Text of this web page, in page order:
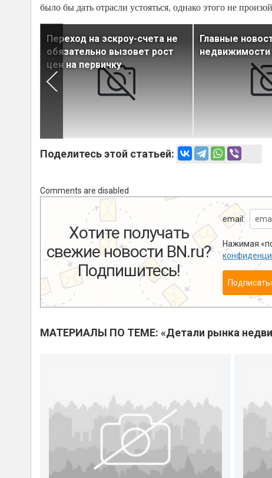
было бы дать отрасли устояться, однако этого не
Переход на эскроу-счета не
обязательно вызовет рост
цен на первичку
Главные
недвижимости
Поделитесь этой статьей:
Comments are disabled
Хотите получать
свежие новости BN.ru?
Подпишитесь!
email:
Нажимая
МАТЕРИАЛЫ ПО ТЕМЕ: «Детали рынка